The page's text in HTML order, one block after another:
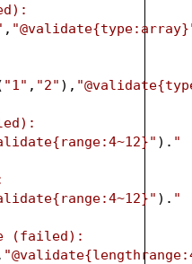
,
"1" , "2" ),
). "
). "
(failed):